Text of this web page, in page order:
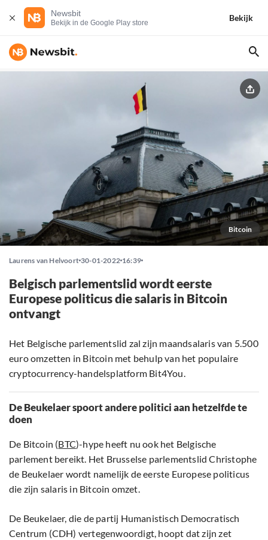
Newsbit
Bekijk in de Google Play store
Bekijk
Bitcoin
Laurens van Helvoort 30-01-2022 16:39
Belgisch parlementslid wordt eerste
Europese politicus die salaris in Bitcoin
ontvangt
Het Belgische parlementslid zal zijn maandsalaris van 5.500
euro omzetten in Bitcoin met behulp van het populaire
cryptocurrency-handelsplatform Bit4You.
De Beukelaer spoort andere politici aan hetzelfde te
doen
De Bitcoin (BTC)-hype heeft nu ook het Belgische
parlement bereikt. Het Brusselse parlementslid Christophe
de Beukelaer wordt namelijk de eerste Europese politicus
die zijn salaris in Bitcoin omzet.
De Beukelaer, die de partij Humanistisch Democratisch
Centrum (CDH) vertegenwoordigt, hoopt dat zijn zet